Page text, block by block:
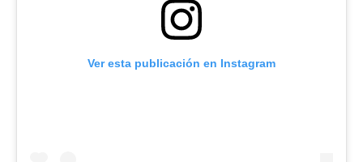
Ver esta publicación en Instagram